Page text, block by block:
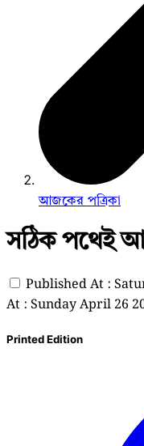
আজকের পত্রিকা
সঠিক পথেই
Published At :
At : Sunday April 26
Printed Edition